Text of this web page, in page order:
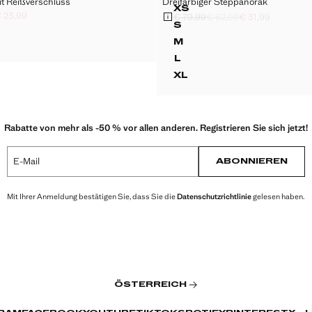
MIT REISSVERSCHLUSS
MIT REISSVERSCHLUSS
MIT REISSVERSCHLUSS
[€ 69,99 ]
[€ 54,99 ]
]
23,99
Größen
XS
DREIFARBIGER
S
DREIFARBIGER
M
DREIFARBIGER
L
DREIFARBIGER
XL
DREIFARBIGER
Ausgangspreis durchgestrichen [€
€ 79,99
Zweiter Preis durchgestrichen [€
Aktueller Preis [€ 31,99 ]
€ 31,99
Rabatte von mehr als -50 % vor allen anderen. Registrieren Sie sich jetzt!
E-Mail ABONNIEREN
Mit Ihrer Anmeldung bestätigen Sie, dass Sie dieDatenschutzrichtliniegelesen haben.
ÖSTERREICH